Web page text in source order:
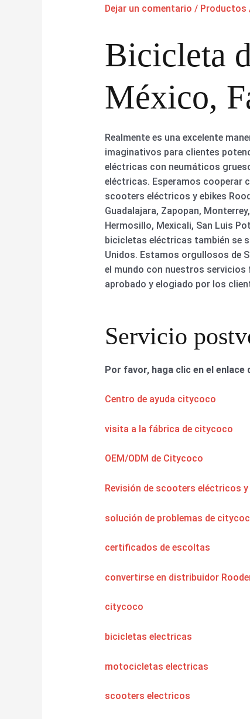
Dejar un comentario / Productos
Bicicleta
México,
Realmente es una excelente
imaginativos para clientes
eléctricas con neumáticos
eléctricas. Esperamos cooperar
scooters eléctricos y ebikes
Guadalajara, Zapopan,
Hermosillo, Mexicali, San Luis
bicicletas eléctricas también se
Unidos. Estamos orgullosos de
el mundo con nuestros servicios
aprobado y elogiado por los
Servicio
Por favor, haga clic en el enlace
Centro de ayuda citycoco
visita a la fábrica de citycoco
OEM/ODM de Citycoco
Revisión de scooters eléctricos y
solución de problemas de
certificados de escoltas
convertirse en distribuidor
citycoco
bicicletas electricas
motocicletas electricas
scooters electricos